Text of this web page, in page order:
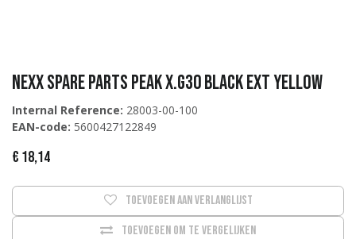
Nexx Spare Parts PEAK X.G30 BLACK EXT YELLOW
Internal Reference: 28003-00-100
EAN-code: 5600427122849
€ 18,14
Toevoegen om te vergelijken
Toevoegen aan verlanglijst